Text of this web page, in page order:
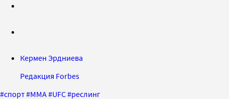
Кермен Эрдниева
Редакция Forbes
#спорт#ММА#UFC#реслинг